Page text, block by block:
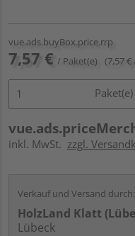
vue.ads.buyBox.price.rrp
7,57 € / Paket(e) (7,57 €
Paket(e)
inkl. MwSt. zzgl.
Verkauf und Versand durch:
HolzLand Klatt
Lübeck